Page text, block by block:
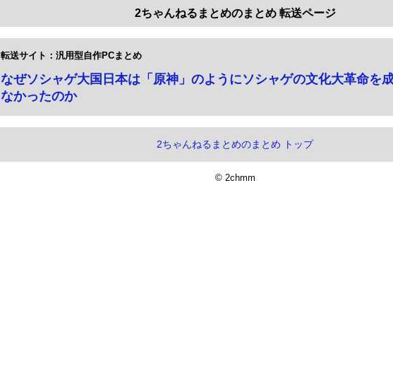
2ちゃんねるまとめのまとめ 転送ページ
転送サイト：汎用型自作PCまとめ
なぜソシャゲ大国日本は「原神」のようにソシャゲの文化大革命を
なかったのか
2ちゃんねるまとめのまとめ トップ
© 2chmm